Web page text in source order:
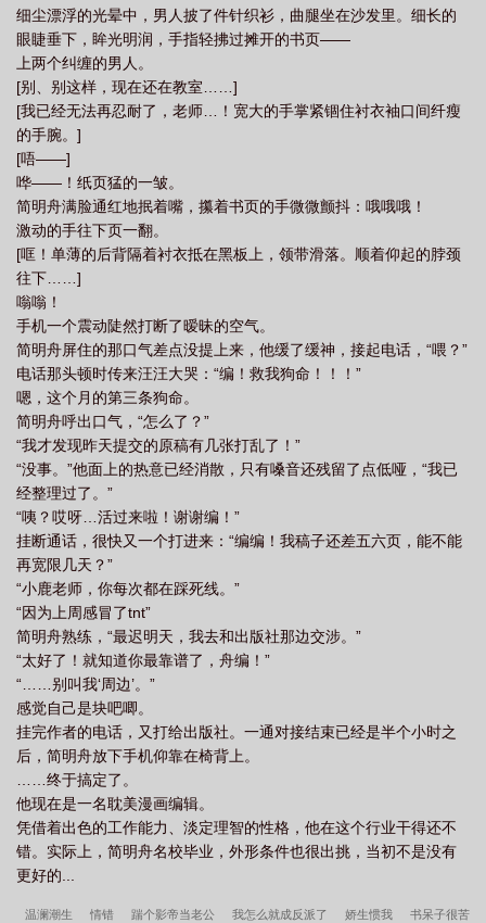
度 这你都不嗑56章 这你都不嗑笔趣阁 这你都不嗑番外
百度 这你都不嗑txt
在线阅读 这你都不嗑by马户子君txt
第56章免费阅读
嗑马户子君txt百度
度 您这不是磕碜人吗意思
这你都不嗑by讲的什么
细尘漂浮的光晕中，男人披了件针织衫，曲腿坐在沙发里。细长的
眼睫垂下，眸光明润，手指轻拂过摊开的书页——
上两个纠缠的男人。
[别、别这样，现在还在教室……]
[我已经无法再忍耐了，老师…！宽大的手掌紧锢住衬衣袖口间纤瘦
的手腕。]
[唔——]
哗——！纸页猛的一皱。
简明舟满脸通红地抿着嘴，攥着书页的手微微颤抖：哦哦哦！
激动的手往下页一翻。
[哐！单薄的后背隔着衬衣抵在黑板上，领带滑落。顺着仰起的脖颈
往下……]
嗡嗡！
手机一个震动陡然打断了暧昧的空气。
简明舟屏住的那口气差点没提上来，他缓了缓神，接起电话，“喂？”
电话那头顿时传来汪汪大哭：“编！救我狗命！！！”
嗯，这个月的第三条狗命。
简明舟呼出口气，“怎么了？”
“我才发现昨天提交的原稿有几张打乱了！”
“没事。”他面上的热意已经消散，只有嗓音还残留了点低哑，“我已
经整理过了。”
“咦？哎呀…活过来啦！谢谢编！”
挂断通话，很快又一个打进来：“编编！我稿子还差五六页，能不能
再宽限几天？”
“小鹿老师，你每次都在踩死线。”
“因为上周感冒了tnt”
简明舟熟练，“最迟明天，我去和出版社那边交涉。”
“太好了！就知道你最靠谱了，舟编！”
“……别叫我‘周边’。”
感觉自己是块吧唧。
挂完作者的电话，又打给出版社。一通对接结束已经是半个小时之
后，简明舟放下手机仰靠在椅背上。
……终于搞定了。
他现在是一名耽美漫画编辑。
凭借着出色的工作能力、淡定理智的性格，他在这个行业干得还不
错。实际上，简明舟名校毕业，外形条件也很出挑，当初不是没有
更好的...
温澜潮生 情错 踹个影帝当老公 我怎么就成反派了 娇生惯我 书呆子很苦